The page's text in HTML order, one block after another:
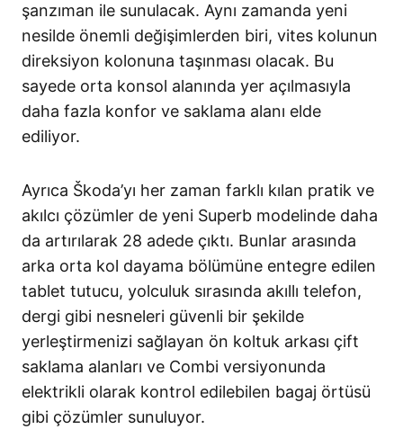
şanzıman ile sunulacak. Aynı zamanda yeni
nesilde önemli değişimlerden biri, vites kolunun
direksiyon kolonuna taşınması olacak. Bu
sayede orta konsol alanında yer açılmasıyla
daha fazla konfor ve saklama alanı elde
ediliyor.
Ayrıca Škoda’yı her zaman farklı kılan pratik ve
akılcı çözümler de yeni Superb modelinde daha
da artırılarak 28 adede çıktı. Bunlar arasında
arka orta kol dayama bölümüne entegre edilen
tablet tutucu, yolculuk sırasında akıllı telefon,
dergi gibi nesneleri güvenli bir şekilde
yerleştirmenizi sağlayan ön koltuk arkası çift
saklama alanları ve Combi versiyonunda
elektrikli olarak kontrol edilebilen bagaj örtüsü
gibi çözümler sunuluyor.